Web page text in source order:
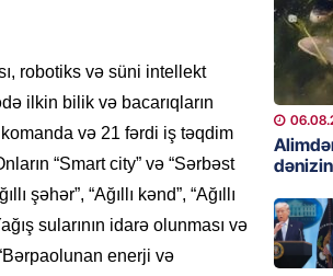
robotiks və süni intellekt
ilkin bilik və bacarıqların
və 21 fərdi iş təqdim
“Smart city” və “Sərbəst
şəhər”, “Ağıllı kənd”, “Ağıllı
sularının idarə olunması və
enerji və
GÜNDƏM
David
bağlı
DÜNYA